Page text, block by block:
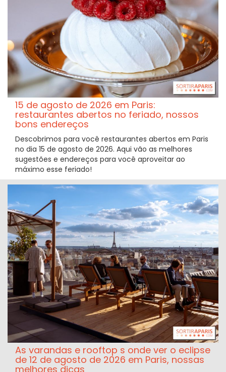
15 de agosto de 2026 em Paris:
restaurantes abertos no feriado, nossos
bons endereços
Descobrimos para você restaurantes abertos em Paris
no dia 15 de agosto de 2026. Aqui vão as melhores
sugestões e endereços para você aproveitar ao
máximo esse feriado!
As varandas e rooftop s onde ver o eclipse
de 12 de agosto de 2026 em Paris, nossas
melhores dicas